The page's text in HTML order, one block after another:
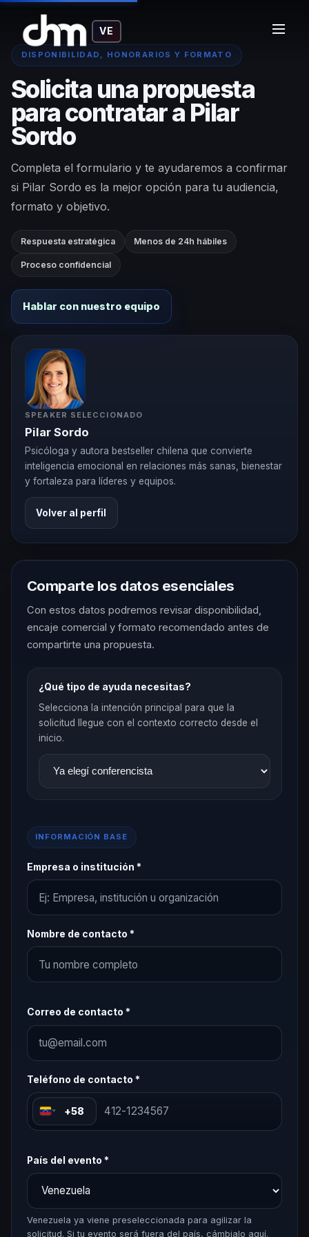
VE
DISPONIBILIDAD, HONORARIOS Y FORMATO
Solicita una propuesta
para contratar a Pilar
Sordo
Completa el formulario y te ayudaremos a confirmar
si Pilar Sordo es la mejor opción para tu audiencia,
formato y objetivo.
Respuesta estratégica Menos de 24h hábiles
Proceso confidencial
Hablar con nuestro equipo
SPEAKER SELECCIONADO
Pilar Sordo
Psicóloga y autora bestseller chilena que convierte
inteligencia emocional en relaciones más sanas, bienestar
y fortaleza para líderes y equipos.
Volver al perfil
Comparte los datos esenciales
Con estos datos podremos revisar disponibilidad,
encaje comercial y formato recomendado antes de
compartirte una propuesta.
¿Qué tipo de ayuda necesitas?
Selecciona la intención principal para que la
solicitud llegue con el contexto correcto desde el
inicio.
INFORMACIÓN BASE
Empresa o institución *
Nombre de contacto *
Correo de contacto *
Teléfono de contacto *
+58
País del evento *
Venezuela ya viene preseleccionada para agilizar la
solicitud. Si tu evento será fuera del país, cámbialo aquí.